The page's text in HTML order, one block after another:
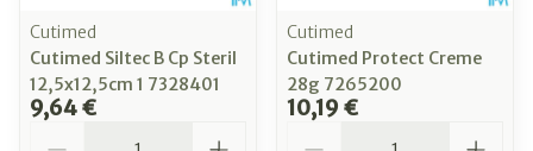
Cutimed
Cutimed Siltec B Cp Steril
12,5x12,5cm 1 7328401
9,64 €
Cutimed
Cutimed Protect Creme
28g 7265200
10,19 €